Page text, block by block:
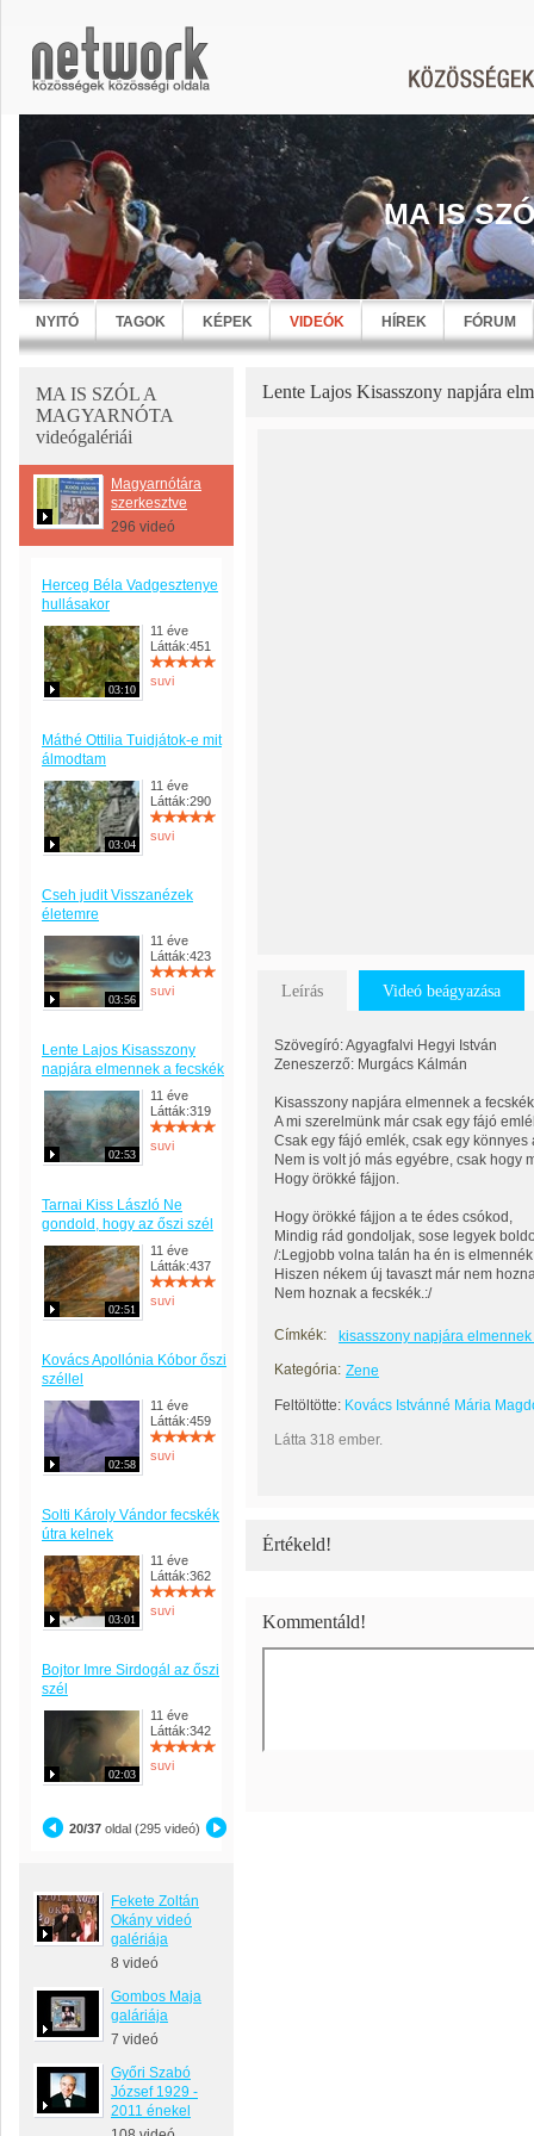
MA IS
NYITÓ TAGOK KÉPEK VIDEÓK HÍREK FÓRUM
MA IS SZÓL A
MAGYARNÓTA
videógalériái
Magyarnótára
szerkesztve
296 videó
Herceg Béla Vadgesztenye
hullásakor
03:10
11 éve
Látták:451
suvi
Máthé Ottilia Tuidjátok-e mit
álmodtam
03:04
11 éve
Látták:290
suvi
Cseh judit Visszanézek
életemre
03:56
11 éve
Látták:423
suvi
Lente Lajos Kisasszony
napjára elmennek a fecskék
02:53
11 éve
Látták:319
suvi
Tarnai Kiss László Ne
gondold, hogy az őszi szél
02:51
11 éve
Látták:437
suvi
Kovács Apollónia Kóbor őszi
széllel
02:58
11 éve
Látták:459
suvi
Solti Károly Vándor fecskék
útra kelnek
03:01
11 éve
Látták:362
suvi
Bojtor Imre Sirdogál az őszi
szél
02:03
11 éve
Látták:342
suvi
20/37 oldal (295 videó)
Fekete Zoltán
Okány videó
galériája
8 videó
Gombos Maja
galáriája
7 videó
Győri Szabó
József 1929 -
2011 énekel
Lente Lajos Kisasszony napjára
Leírás Videó beágyazása
Szövegíró: Agyagfalvi Hegyi István
Zeneszerző: Murgács Kálmán
Kisasszony napjára elmennek a
A mi szerelmünk már csak egy fájó
Csak egy fájó emlék, csak egy könnyes
Nem is volt jó más egyébre, csak hogy
Hogy örökké fájjon.
Hogy örökké fájjon a te édes csókod,
Mindig rád gondoljak, sose legyek
/:Legjobb volna talán ha én is
Hiszen nékem új tavaszt már nem
Nem hoznak a fecskék.:/
Címkék:
kisasszony napjára
Kategória: Zene
Feltöltötte: Kovács Istvánné Mária
Látta 318 ember.
Értékeld!
Kommentáld!